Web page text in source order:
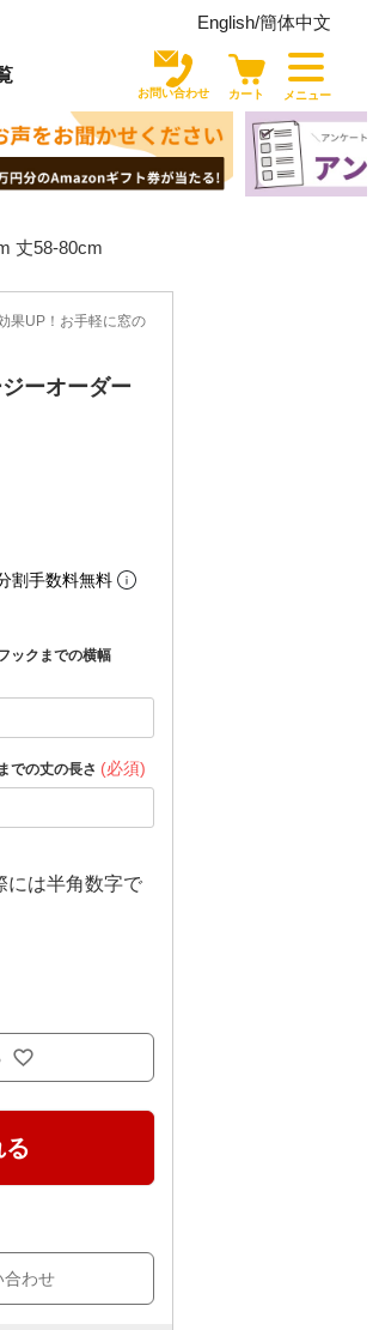
English/簡体中文
お問い合わせ カート メニュー
丈58-80cm
果UP！お手軽に窓の
ーオーダー
割手数料無料
ックまでの横幅
での丈の長さ (必須)
は半角数字で
る
合わせ